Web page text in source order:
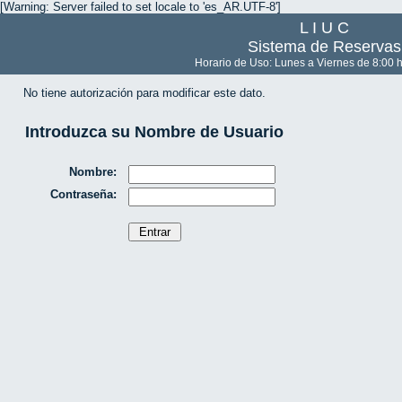
[Warning: Server failed to set locale to 'es_AR.UTF-8']
L I U C
Sistema de Reservas
Horario de Uso: Lunes a Viernes de 8:00
No tiene autorización para modificar este dato.
Introduzca su Nombre de Usuario
Nombre:
Contraseña: